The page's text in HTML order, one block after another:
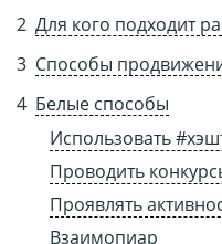
Для кого подходит
Способы
Белые способы
Использовать
Проводить
Проявлять
Взаимопиар